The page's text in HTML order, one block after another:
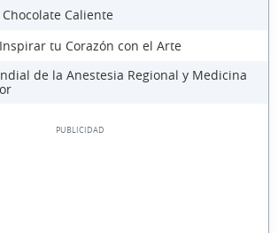
Caliente
tu Corazón con el Arte
de la Anestesia Regional y Medicina